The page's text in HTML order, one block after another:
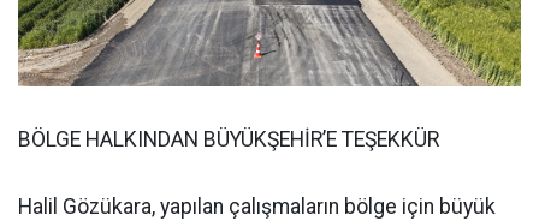
BÖLGE HALKINDAN BÜYÜKŞEHİR’E TEŞEKKÜR
Halil Gözükara, yapılan çalışmaların bölge için büyük